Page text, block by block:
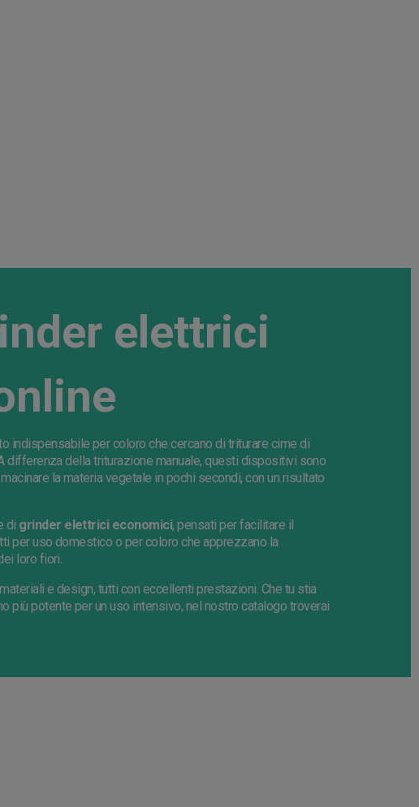
elettrici
indispensabile per coloro che cercano di triturare cime di
differenza della triturazione manuale, questi dispositivi sono
la materia vegetale in pochi secondi, con un risultato
di grinder elettrici economici, pensati per facilitare il
per uso domestico o per coloro che apprezzano la
loro fiori.
e design, tutti con eccellenti prestazioni. Che tu stia
più potente per un uso intensivo, nel nostro catalogo troverai